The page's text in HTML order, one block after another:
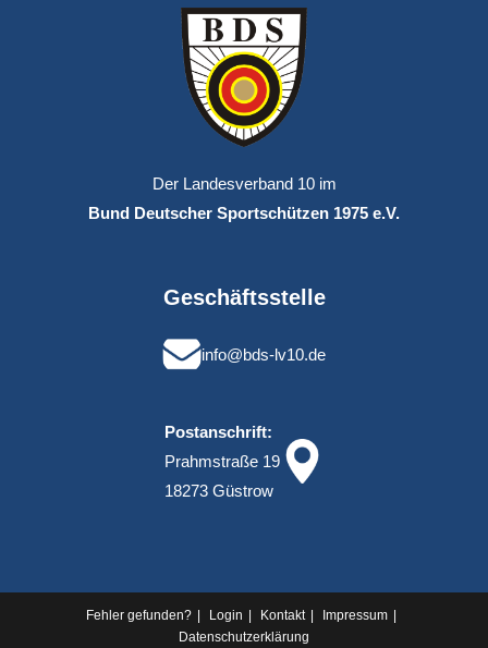
Der Landesverband 10 im
Bund Deutscher Sportschützen 1975 e.V.
Geschäftsstelle
info@bds-lv10.de
Postanschrift:
Prahmstraße 19
18273 Güstrow
Fehler gefunden? Login Kontakt
Impressum
Datenschutz­erklärung